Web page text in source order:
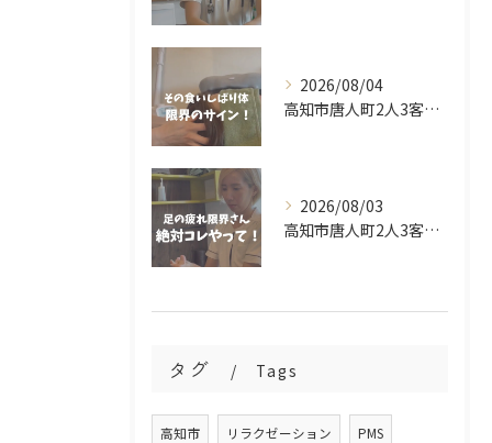
2026/08/04
高知市唐人町2人3客です🌿
2026/08/03
高知市唐人町2人3客です🌿
タグ Tags
高知市 リラクゼーション PMS